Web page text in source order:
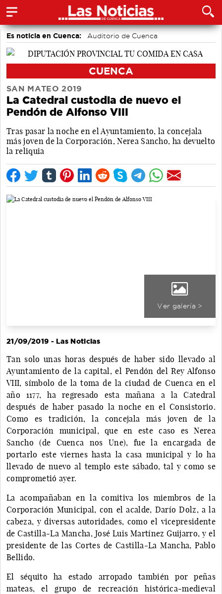
Es noticia en Cuenca: Auditorio de Cuenca
CUENCA
SAN MATEO 2019
La Catedral custodia de nuevo el
Pendón de Alfonso VIII
Tras pasar la noche en el Ayuntamiento, la concejala
más joven de la Corporación, Nerea Sancho, ha devuelto
la reliquia
Ver galería >
21/09/2019 - Las Noticias
Tan solo unas horas después de haber sido llevado al
Ayuntamiento de la capital, el Pendón del Rey Alfonso
VIII, símbolo de la toma de la ciudad de Cuenca en el
año 1177, ha regresado esta mañana a la Catedral
después de haber pasado la noche en el Consistorio.
Como es tradición, la concejala más joven de la
Corporación municipal, que en este caso es Nerea
Sancho (de Cuenca nos Une), fue la encargada de
portarlo este viernes hasta la casa municipal y lo ha
llevado de nuevo al templo este sábado, tal y como se
comprometió ayer.
La acompañaban en la comitiva los miembros de la
Corporación Municipal, con el acalde, Darío Dolz, a la
cabeza, y diversas autoridades, como el vicepresidente
de Castilla-La Mancha, José Luis Martínez Guijarro, y el
presidente de las Cortes de Castilla-La Mancha, Pablo
Bellido.
El séquito ha estado arropado también por peñas
mateas, el grupo de recreación histórica-medieval